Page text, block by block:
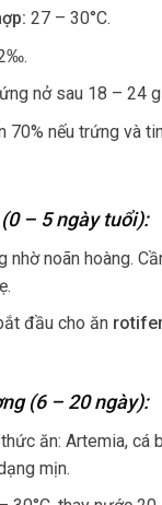
27 – 30°C.
nở sau 18 – 24
70% nếu trứng và
– 5 ngày tuổi):
nhờ noãn hoàng.
đầu cho ăn
(6 – 20 ngày):
ăn: Artemia, cá
mịn.